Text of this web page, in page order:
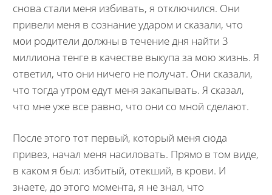
снова стали меня избивать, я отключился. Они
привели меня в сознание ударом и сказали, что
мои родители должны в течение дня найти 3
миллиона тенге в качестве выкупа за мою жизнь. Я
ответил, что они ничего не получат. Они сказали,
что тогда утром едут меня закапывать. Я сказал,
что мне уже все равно, что они со мной сделают.
После этого тот первый, который меня сюда
привез, начал меня насиловать. Прямо в том виде,
в каком я был: избитый, отекший, в крови. И
знаете, до этого момента, я не знал, что